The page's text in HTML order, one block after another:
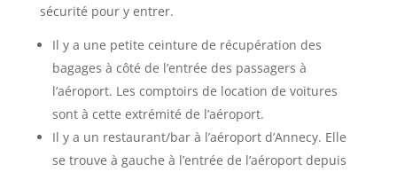
sécurité pour y entrer.
Il y a une petite ceinture de récupération des
bagages à côté de l’entrée des passagers à
l’aéroport. Les comptoirs de location de voitures
sont à cette extrémité de l’aéroport.
Il y a un restaurant/bar à l’aéroport d’Annecy. Elle
se trouve à gauche à l’entrée de l’aéroport depuis